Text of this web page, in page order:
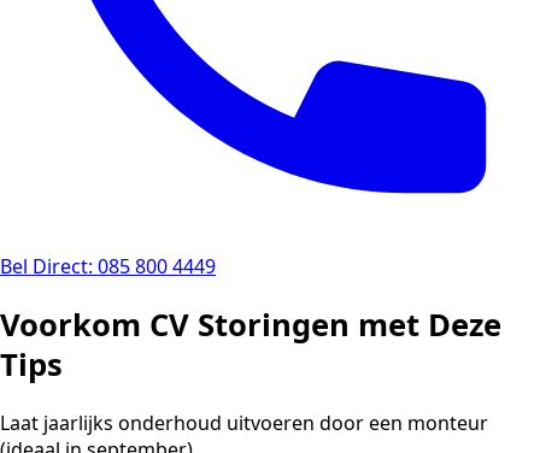
Bel Direct: 085 800 4449
Voorkom CV Storingen met Deze
Tips
Laat jaarlijks onderhoud uitvoeren door een monteur